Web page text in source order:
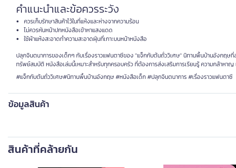
คำแนะนำและข้อควรระวัง
ควรเก็บรักษาสินค้าไว้ในที่แห้งและห่างจากความร้อน
ไม่ควรหันหน้าปกหนังสือเข้าหาแสงแดด
ใช้ผ้าแห้งสะอาดทำความสะอาดฝุ่นที่เกาะบนหน้าหนังสือ
ปลุกจินตนาการของเด็กๆ กับเรื่องราวแฟนตาซีของ "แจ็กกับต้นถั่ววิเศษ" นิทานพื้นบ้านอังกฤษ
ทรัพย์สมบัติ หนังสือเล่มนี้เหมาะสำหรับทุกครอบครัว ที่ต้องการส่งเสริมการเรียนรู้ ความกล้าหา
#แจ็กกับต้นถั่ววิเศษ#นิทานพื้นบ้านอังกฤษ #หนังสือเด็ก #ปลุกจินตนาการ #เรื่องราวแฟนตาซี
ข้อมูลสินค้า
สินค้าที่คล้ายกัน